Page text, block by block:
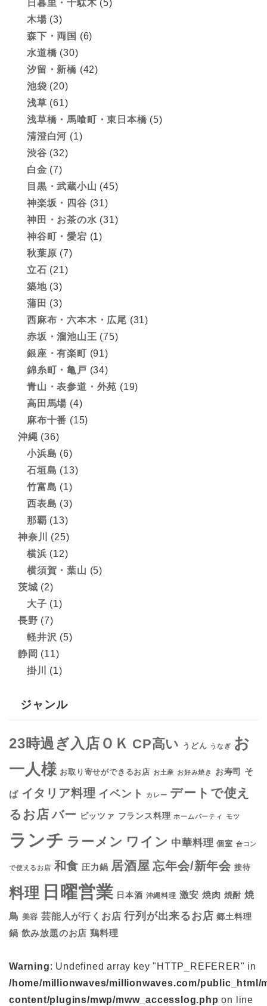
日暮里・千駄木 (5)
木場 (3)
森下・両国 (6)
水道橋 (30)
汐留・新橋 (42)
池袋 (20)
浅草 (61)
浅草橋・馬喰町・東日本橋 (5)
清澄白河 (1)
渋谷 (32)
白金 (7)
目黒・武蔵小山 (45)
神楽坂・四谷 (31)
神田・お茶の水 (31)
神谷町・愛宕 (1)
秋葉原 (7)
立石 (21)
築地(3)
蒲田 (3)
西麻布・六本木・広尾 (31)
赤坂・溜池山王 (75)
銀座・有楽町 (91)
錦糸町・亀戸 (34)
青山・表参道・外苑 (19)
高田馬場 (4)
麻布十番 (15)
沖縄 (36)
小浜島 (6)
石垣島 (13)
竹富島 (1)
西表島 (3)
那覇 (13)
神奈川
(25)
横浜 (12)
横須賀・葉山 (5)
茨城 (2)
大子 (1)
長野 (7)
軽井沢 (5)
静岡 (11)
掛川
(1)
ジャンル
23時過ぎ入店ＯＫ CP高い うどん うなぎ お
一人様 お取り寄せができるお店 お土産 お好み焼き お寿司 そ
ば イタリア料理 イベント カレー デートで使え
るお店 バー ピッツァ フランス料理 ホームパーティ モツ
ランチ ラーメン ワイン 中華料理 個室 合コン
で使えるお店 和食 圧力鍋 居酒屋 忘年会/新年会 接待
料理 日曜営業 日本酒 沖縄料理 激安 焼肉 焼酎 焼
鳥 美容 芸能人が行くお店 行列が出来るお店 郷土料理
鍋 飲み放題のお店 鶏料理
Warning: Undefined array key "HTTP_REFERER" in
/home/millionwaves/millionwaves.com/public_html/
content/plugins/mwp/mww_accesslog.php on line